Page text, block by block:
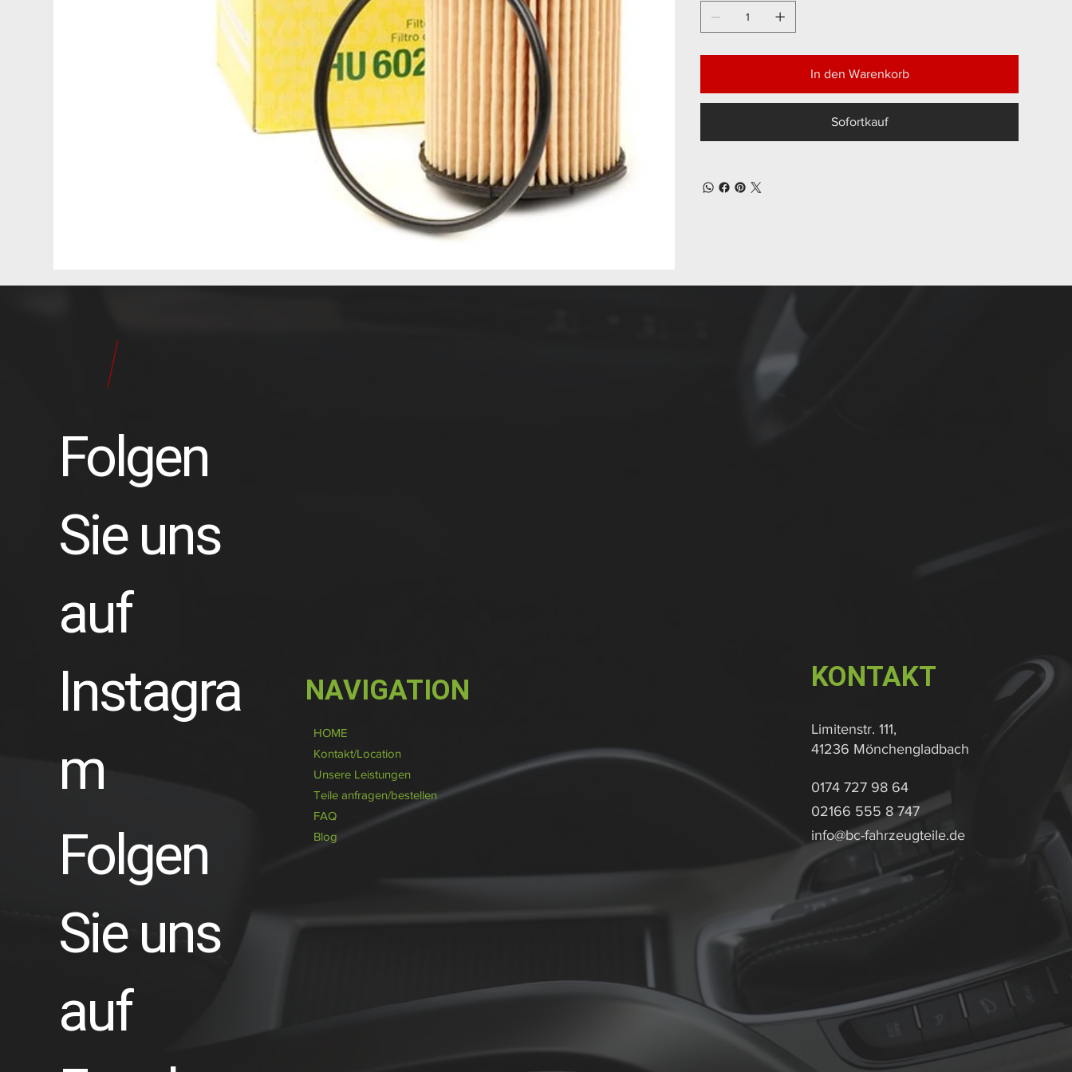
In den Warenkorb
Sofortkauf
Folgen
Sie uns
auf
Instagra
m
Folgen
Sie uns
auf
NAVIGATION
HOME
Kontakt/Location
Unsere Leistungen
Teile anfragen/bestellen
FAQ
Blog
KONTAKT
Limitenstr. 111,
41236 Mönchengladbach
0174 727 98 64
02166 555 8 747
info@bc-fahrzeugteile.de